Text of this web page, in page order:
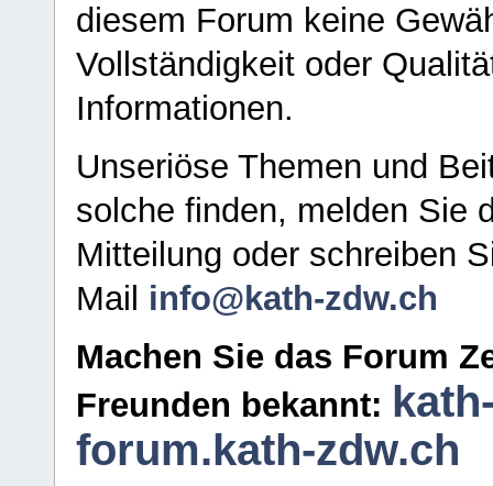
diesem Forum keine
Vollständigkeit oder
Informationen.
Unseriöse Themen und
solche finden, melden Sie
Mitteilung oder schreiben
Mail info@kath-zdw.ch
Machen Sie das Forum
Freunden bekannt:
forum.kath-zdw.ch